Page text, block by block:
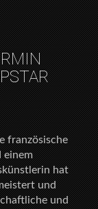
französische
einem
hat
und
und